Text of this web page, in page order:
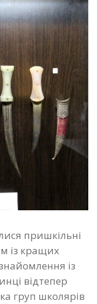
пришкільні
із кращих
із
відтепер
груп школярів